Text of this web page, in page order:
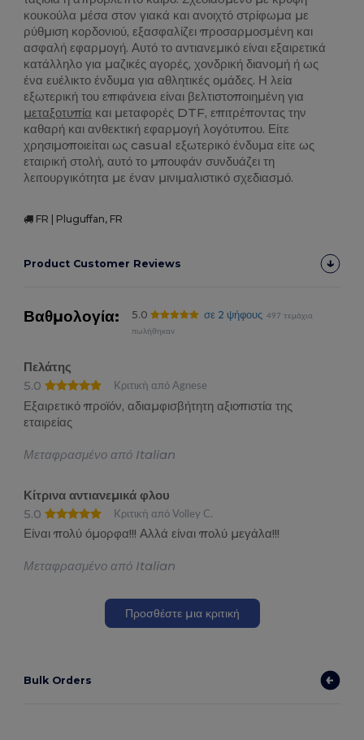
κουκούλα μέσα στον γιακά και ανοιχτό στρίφωμα με
ρύθμιση κορδονιού, εξασφαλίζει προσαρμοσμένη και
ασφαλή εφαρμογή. Αυτό το αντιανεμικό είναι εξαιρετικά
κατάλληλο για μαζικές αγορές, χονδρική διανομή ή ως
ένα ευέλικτο ένδυμα για αθλητικές ομάδες. Η λεία
εξωτερική του επιφάνεια είναι βελτιστοποιημένη για
μεταξοτυπία και μεταφορές DTF, επιτρέποντας την
καθαρή και ανθεκτική εφαρμογή λογότυπου. Είτε
χρησιμοποιείται ως casual εξωτερικό ένδυμα είτε ως
εταιρική στολή, αυτό το μπουφάν συνδυάζει τη
λειτουργικότητα με έναν μινιμαλιστικό σχεδιασμό.
FR | Pluguffan, FR
Product Customer Reviews
Βαθμολογία: 5.0 σε 2 ψήφους 497 τεμάχια
πωλήθηκαν
Πελάτης
5.0
Κριτική από Agnese
Εξαιρετικό προϊόν, αδιαμφισβήτητη αξιοπιστία της
εταιρείας
Μεταφρασμένο από Italian
Κίτρινα αντιανεμικά φλου
5.0
Κριτική από Volley C.
Είναι πολύ όμορφα!!! Αλλά είναι πολύ μεγάλα!!!
Μεταφρασμένο από Italian
Προσθέστε μια κριτική
Bulk Orders